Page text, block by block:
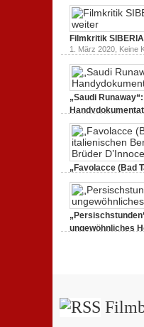
Neuauflage eines
1. März 2020,Keine
Filmkritik
1. März 2020, Keine
„Saudi
„Favolacce (Bad
Berlinale-Beitrags
25. Februar 2020,
ungewöhnliches